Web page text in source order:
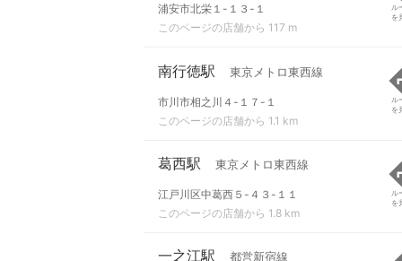
浦安市北栄１-１３-１
このページの店舗から 117 m
ル
を
南行徳駅 東京メトロ東西線
市川市相之川４-１７-１
このページの店舗から 1.1 km
ル
を
葛西駅 東京メトロ東西線
江戸川区中葛西５-４３-１１
このページの店舗から 1.8 km
ル
を
一之江駅 都営新宿線